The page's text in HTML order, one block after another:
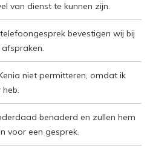
van dienst te kunnen zijn.
bevestigen wij bij
niet permitteren, omdat ik
benaderd en zullen hem
voor een gesprek.